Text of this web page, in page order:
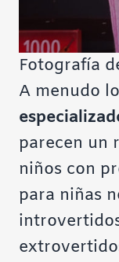
Fotografía
A menudo
parecen un
niños con
para niñas